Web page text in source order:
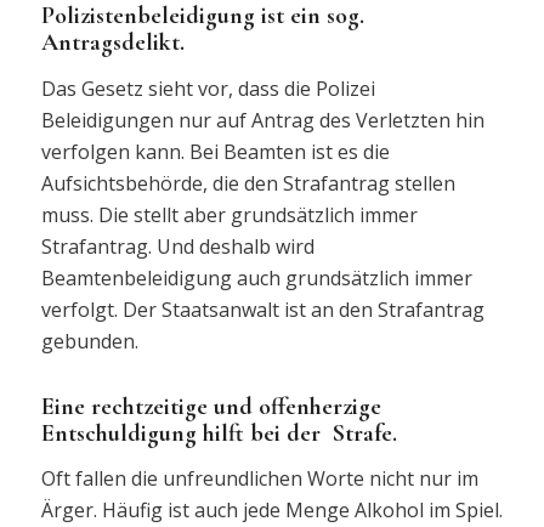
Polizistenbeleidigung ist ein sog.
Antragsdelikt.
Das Gesetz sieht vor, dass die Polizei
Beleidigungen nur auf Antrag des Verletzten hin
verfolgen kann. Bei Beamten ist es die
Aufsichtsbehörde, die den Strafantrag stellen
muss. Die stellt aber grundsätzlich immer
Strafantrag. Und deshalb wird
Beamtenbeleidigung auch grundsätzlich immer
verfolgt. Der Staatsanwalt ist an den Strafantrag
gebunden.
Eine rechtzeitige und offenherzige
Entschuldigung hilft bei der Strafe.
Oft fallen die unfreundlichen Worte nicht nur im
Ärger. Häufig ist auch jede Menge Alkohol im Spiel.